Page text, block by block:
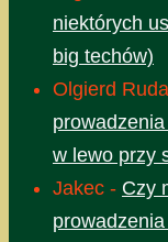
niektórych
big techów)
Olgierd
w lewo przy
Jakec - Czy